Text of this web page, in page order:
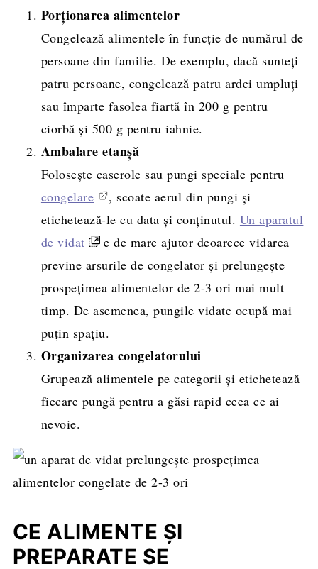
Porționarea alimentelor
Congelează alimentele în funcție de numărul de
persoane din familie. De exemplu, dacă sunteți
patru persoane, congelează patru ardei umpluți
sau împarte fasolea fiartă în 200 g pentru
ciorbă și 500 g pentru iahnie.
Ambalare etanșă
Folosește caserole sau pungi speciale pentru
congelare
, scoate aerul din pungi și
etichetează-le cu data și conținutul. Un aparatul
de vidat
e de mare ajutor deoarece vidarea
previne arsurile de congelator și prelungește
prospețimea alimentelor de 2-3 ori mai mult
timp. De asemenea, pungile vidate ocupă mai
puțin spațiu.
Organizarea congelatorului
Grupează alimentele pe categorii și etichetează
fiecare pungă pentru a găsi rapid ceea ce ai
nevoie.
CE ALIMENTE ȘI
PREPARATE SE